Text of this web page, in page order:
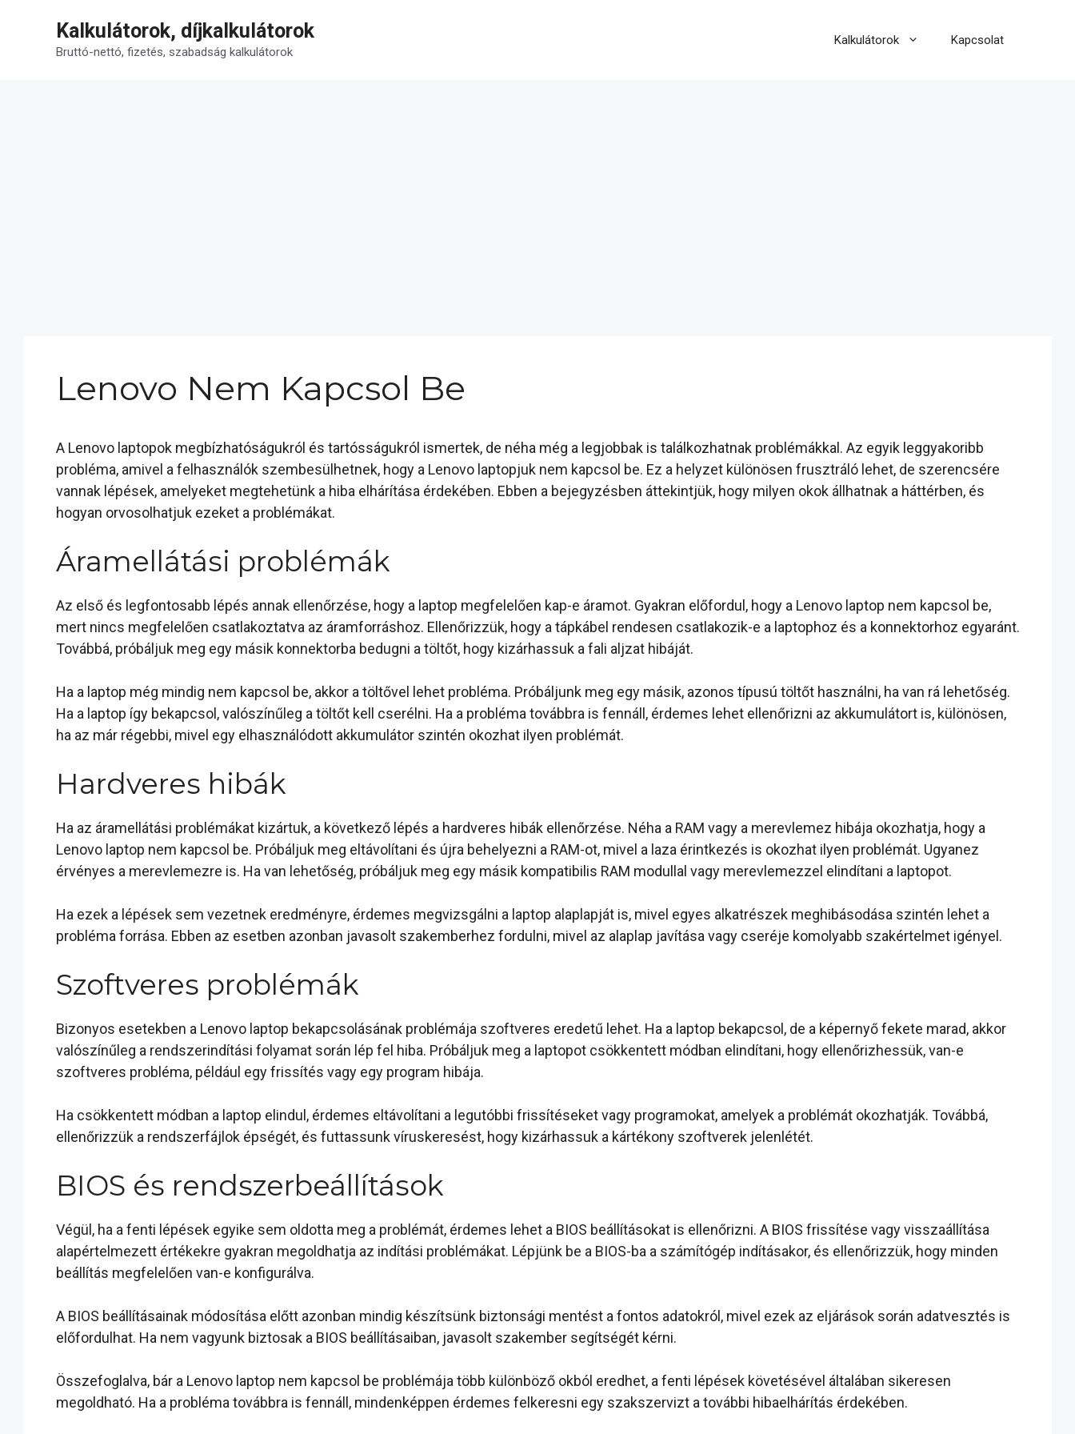
tartalomba
Kalkulátorok, díjkalkulátorok
Bruttó-nettó, fizetés, szabadság kalkulátorok
Kalkulátorok Kapcsolat
Lenovo Nem Kapcsol Be
A Lenovo laptopok megbízhatóságukról és tartósságukról ismertek, de néha még a legjobbak is találkozhatnak problémákkal. Az egyik leggyakoribb
probléma, amivel a felhasználók szembesülhetnek, hogy a Lenovo laptopjuk nem kapcsol be. Ez a helyzet különösen frusztráló lehet, de szerencsére
vannak lépések, amelyeket megtehetünk a hiba elhárítása érdekében. Ebben a bejegyzésben áttekintjük, hogy milyen okok állhatnak a háttérben, és
hogyan orvosolhatjuk ezeket a problémákat.
Áramellátási problémák
Az első és legfontosabb lépés annak ellenőrzése, hogy a laptop megfelelően kap-e áramot. Gyakran előfordul, hogy a Lenovo laptop nem kapcsol be,
mert nincs megfelelően csatlakoztatva az áramforráshoz. Ellenőrizzük, hogy a tápkábel rendesen csatlakozik-e a laptophoz és a konnektorhoz egyaránt.
Továbbá, próbáljuk meg egy másik konnektorba bedugni a töltőt, hogy kizárhassuk a fali aljzat hibáját.
Ha a laptop még mindig nem kapcsol be, akkor a töltővel lehet probléma. Próbáljunk meg egy másik, azonos típusú töltőt használni, ha van rá lehetőség.
Ha a laptop így bekapcsol, valószínűleg a töltőt kell cserélni. Ha a probléma továbbra is fennáll, érdemes lehet ellenőrizni az akkumulátort is, különösen,
ha az már régebbi, mivel egy elhasználódott akkumulátor szintén okozhat ilyen problémát.
Hardveres hibák
Ha az áramellátási problémákat kizártuk, a következő lépés a hardveres hibák ellenőrzése. Néha a RAM vagy a merevlemez hibája okozhatja, hogy a
Lenovo laptop nem kapcsol be. Próbáljuk meg eltávolítani és újra behelyezni a RAM-ot, mivel a laza érintkezés is okozhat ilyen problémát. Ugyanez
érvényes a merevlemezre is. Ha van lehetőség, próbáljuk meg egy másik kompatibilis RAM modullal vagy merevlemezzel elindítani a laptopot.
Ha ezek a lépések sem vezetnek eredményre, érdemes megvizsgálni a laptop alaplapját is, mivel egyes alkatrészek meghibásodása szintén lehet a
probléma forrása. Ebben az esetben azonban javasolt szakemberhez fordulni, mivel az alaplap javítása vagy cseréje komolyabb szakértelmet igényel.
Szoftveres problémák
Bizonyos esetekben a Lenovo laptop bekapcsolásának problémája szoftveres eredetű lehet. Ha a laptop bekapcsol, de a képernyő fekete marad, akkor
valószínűleg a rendszerindítási folyamat során lép fel hiba. Próbáljuk meg a laptopot csökkentett módban elindítani, hogy ellenőrizhessük, van-e
szoftveres probléma, például egy frissítés vagy egy program hibája.
Ha csökkentett módban a laptop elindul, érdemes eltávolítani a legutóbbi frissítéseket vagy programokat, amelyek a problémát okozhatják. Továbbá,
ellenőrizzük a rendszerfájlok épségét, és futtassunk víruskeresést, hogy kizárhassuk a kártékony szoftverek jelenlétét.
BIOS és rendszerbeállítások
Végül, ha a fenti lépések egyike sem oldotta meg a problémát, érdemes lehet a BIOS beállításokat is ellenőrizni. A BIOS frissítése vagy visszaállítása
alapértelmezett értékekre gyakran megoldhatja az indítási problémákat. Lépjünk be a BIOS-ba a számítógép indításakor, és ellenőrizzük, hogy minden
beállítás megfelelően van-e konfigurálva.
A BIOS beállításainak módosítása előtt azonban mindig készítsünk biztonsági mentést a fontos adatokról, mivel ezek az eljárások során adatvesztés is
előfordulhat. Ha nem vagyunk biztosak a BIOS beállításaiban, javasolt szakember segítségét kérni.
Összefoglalva, bár a Lenovo laptop nem kapcsol be problémája több különböző okból eredhet, a fenti lépések követésével általában sikeresen
megoldható. Ha a probléma továbbra is fennáll, mindenképpen érdemes felkeresni egy szakszervizt a további hibaelhárítás érdekében.